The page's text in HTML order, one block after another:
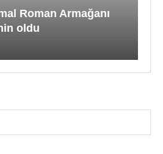
Roman Armağanı
oldu